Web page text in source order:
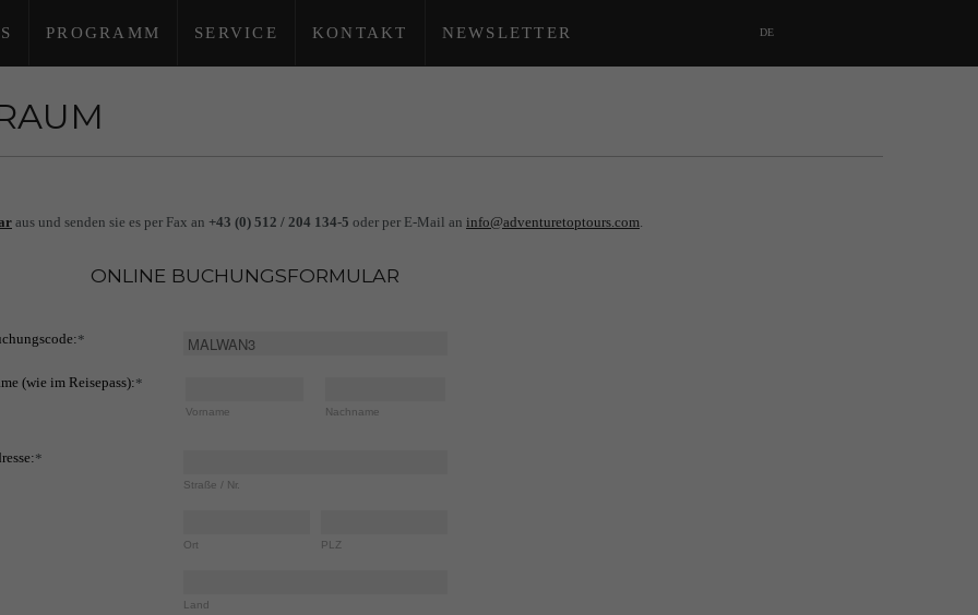
PROGRAMM SERVICE KONTAKT NEWSLETTER DE
aus und senden sie es per Fax an +43 (0) 512 / 204 134-5 oder per E-Mail an info@adventuretoptours.com.
ONLINE BUCHUNGSFORMULAR
*
(wie im Reisepass):*
Vorname Nachname
*
Straße / Nr.
Ort PLZ
Land